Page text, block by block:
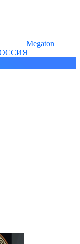
Megaton